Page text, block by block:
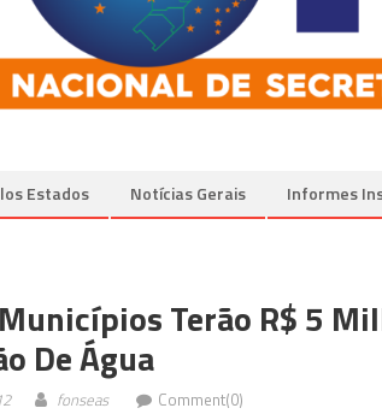
Estados Notí­cias Gerais Informes
Terão R$ 5
De Água
fonseas Comment(0)